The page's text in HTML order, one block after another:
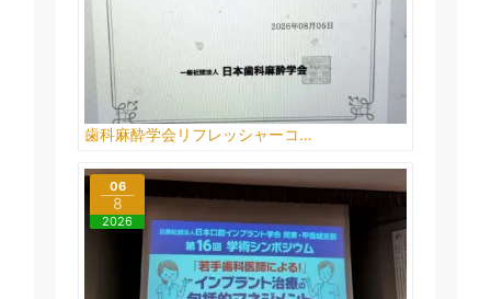
歯科麻酔学会リフレッシャーコ…
06
8
2026